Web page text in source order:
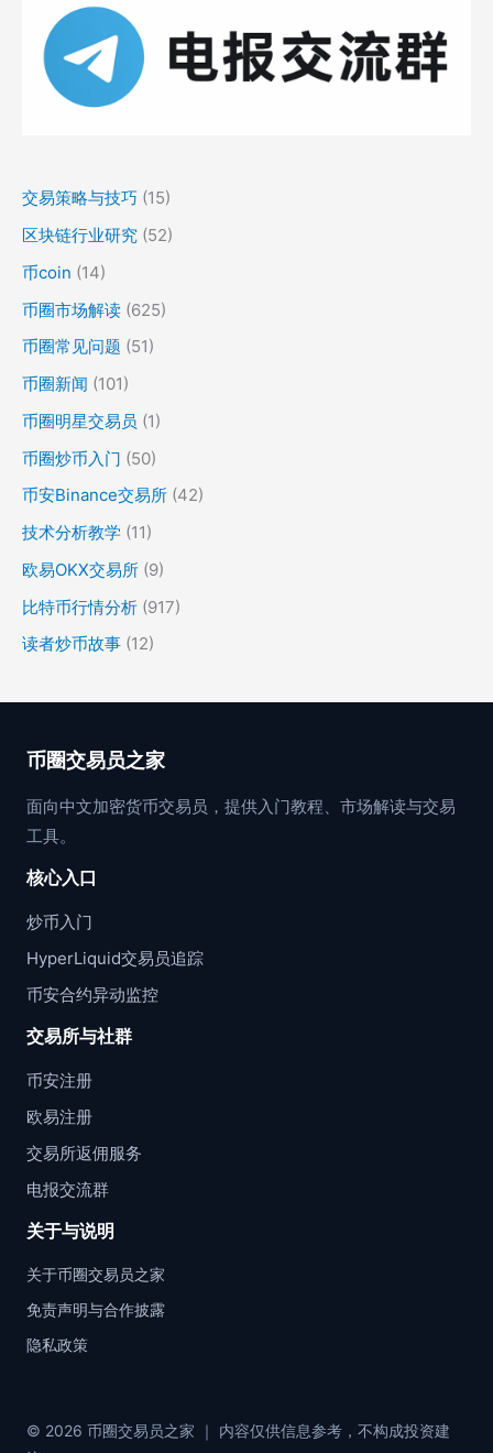
交易策略与技巧 (15)
区块链行业研究 (52)
币coin (14)
币圈市场解读 (625)
币圈常见问题 (51)
币圈新闻 (101)
币圈明星交易员 (1)
币圈炒币入门 (50)
币安Binance交易所 (42)
技术分析教学 (11)
欧易OKX交易所 (9)
比特币行情分析 (917)
读者炒币故事 (12)
币圈交易员之家
面向中文加密货币交易员，提供入门教程、市场解读与交易
工具。
核心入口
炒币入门
HyperLiquid交易员追踪
币安合约异动监控
交易所与社群
币安注册
欧易注册
交易所返佣服务
电报交流群
关于与说明
关于币圈交易员之家
免责声明与合作披露
隐私政策
© 2026 币圈交易员之家 ｜ 内容仅供信息参考，不构成投资建